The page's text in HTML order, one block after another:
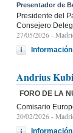
Presentador de
Presidente del
Consejero
27/05/2026 -
Andrius
FORO DE LA
Comisario
20/02/2026 -